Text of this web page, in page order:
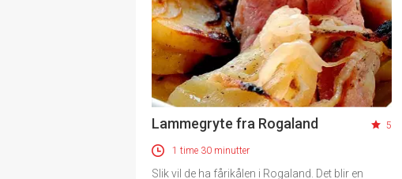
Lammegryte fra Rogaland 5
1 time 30 minutter
Slik vil de ha fårikålen i Rogaland. Det blir en